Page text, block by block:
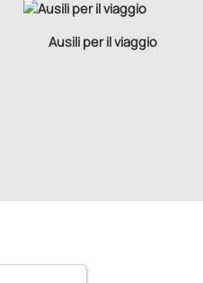
Ausili per il viaggio